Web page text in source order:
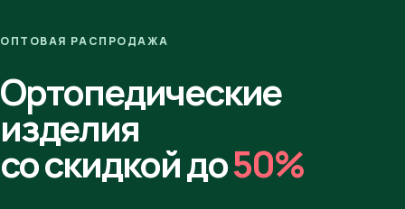
ОПТОВАЯ РАСПРОДАЖА
Ортопедические
изделия
со скидкой до50%